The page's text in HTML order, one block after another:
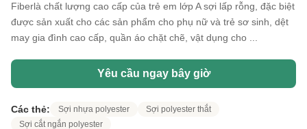
Fiberlà chất lượng cao cấp của trẻ em lớp A sợi lấp rỗng, đặc biệt
được sản xuất cho các sản phẩm cho phụ nữ và trẻ sơ sinh, dệt
may gia đình cao cấp, quần áo chặt chẽ, vật dụng cho ...
Yêu cầu ngay bây giờ
Các thẻ: Sợi nhựa polyester
Sợi polyester thắt
Sợi cắt ngắn polyester